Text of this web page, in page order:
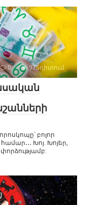
0 975դիտում
բոլոր
Խոյ. Խոյեր,